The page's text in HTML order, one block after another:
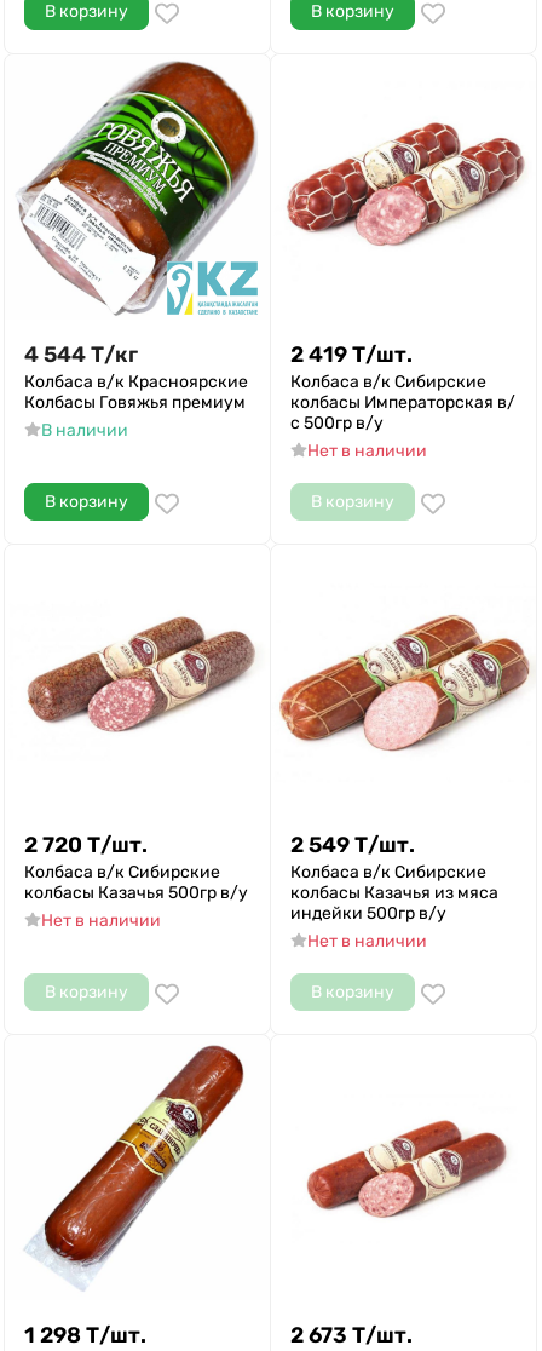
В корзину В корзину
4 544Т/кг
Колбаса в/к Красноярские
Колбасы Говяжья премиум
В наличии
В корзину
2 419Т/шт.
Колбаса в/к Сибирские
колбасы Императорская в/
с 500гр в/у
Нет в наличии
В корзину
2 720 Т/шт.
Колбаса в/к Сибирские
колбасы Казачья 500гр в/у
Нет в наличии
В корзину
2 549Т/шт.
Колбаса в/к Сибирские
колбасы Казачья из мяса
индейки 500гр в/у
Нет в наличии
В корзину
1 298 Т/шт. 2 673 Т/шт.